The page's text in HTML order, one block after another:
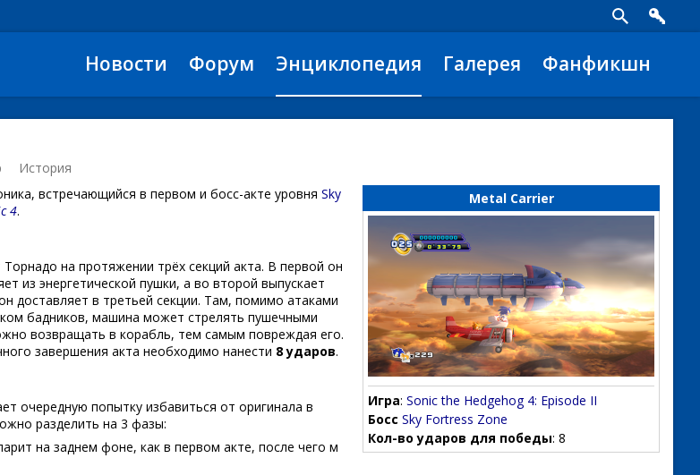
Новости Форум Энциклопедия Галерея Фанфикшн
История
Metal Carrier
Игра: Sonic the Hedgehog 4: Episode II
Босс Sky Fortress Zone
Кол-во ударов для победы: 8
встречающийся в первом и босс-акте уровня Sky
4.
на протяжении трёх секций акта. В первой он
из энергетической пушки, а во второй выпускает
доставляет в третьей секции. Там, помимо атаками
бадников, машина может стрелять пушечными
возвращать в корабль, тем самым повреждая его.
завершения акта необходимо нанести 8 ударов.
очередную попытку избавиться от оригинала в
разделить на 3 фазы:
на заднем фоне, как в первом акте, после чего м